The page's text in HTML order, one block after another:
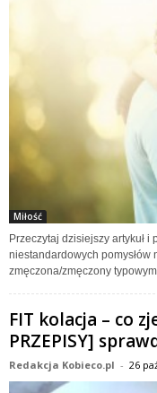
Miłość
Przeczytaj dzisiejszy artykuł
niestandardowych
zmęczona/zmęczony
FIT kolacja – co
PRZEPISY]
Redakcja Kobieco.pl - 26